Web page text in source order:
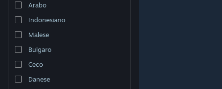
Arabo
Indonesiano
Malese
Bulgaro
Ceco
Danese